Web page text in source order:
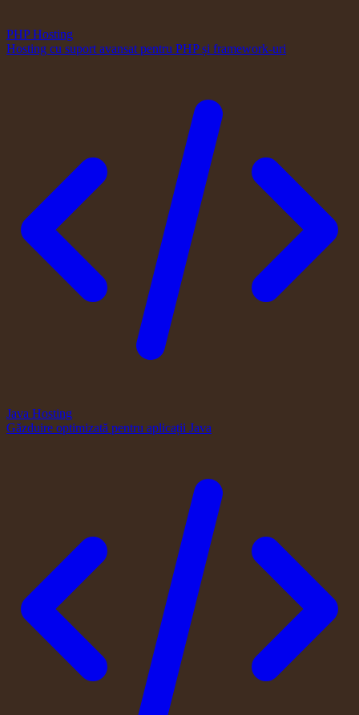
PHP Hosting
Hosting cu suport avansat pentru PHP și framework-uri
Java Hosting
Găzduire optimizată pentru aplicații Java